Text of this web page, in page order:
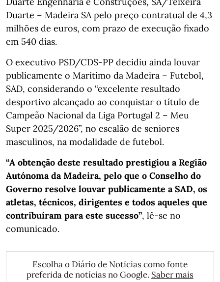
Duarte – Madeira SA pelo preço contratual de 4,3
milhões de euros, com prazo de execução fixado
em 540 dias.
O executivo PSD/CDS-PP decidiu ainda louvar
publicamente o Marítimo da Madeira – Futebol,
SAD, considerando o “excelente resultado
desportivo alcançado ao conquistar o título de
Campeão Nacional da Liga Portugal 2 – Meu
Super 2025/2026”, no escalão de seniores
masculinos, na modalidade de futebol.
“A obtenção deste resultado prestigiou a Região
Autónoma da Madeira, pelo que o Conselho do
Governo resolve louvar publicamente a SAD, os
atletas, técnicos, dirigentes e todos aqueles que
contribuíram para este sucesso”, lê-se no
comunicado.
Escolha o Diário de Notícias como fonte
preferida de notícias no Google. Saber mais